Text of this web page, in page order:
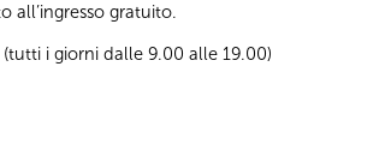
all’ingresso gratuito.
i giorni dalle 9.00 alle 19.00)